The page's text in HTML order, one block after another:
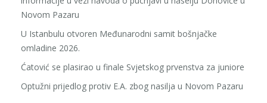
Novom Pazaru
U Istanbulu otvoren Međunarodni samit bošnjačke
omladine 2026.
Ćatović se plasirao u finale Svjetskog prvenstva za juniore
Optužni prijedlog protiv E.A. zbog nasilja u Novom Pazaru